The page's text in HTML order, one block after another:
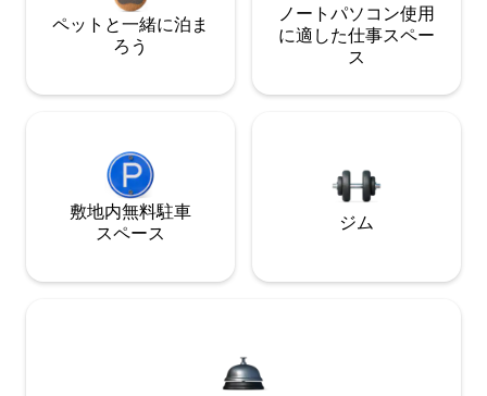
ペットと一緒に泊ま
ろう
ノートパソコン使用
に適した仕事スペー
ス
敷地内無料駐⁠車
ス⁠ペ⁠ー⁠ス
ジム